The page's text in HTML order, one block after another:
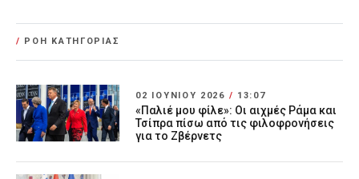
/ ΡΟΗ ΚΑΤΗΓΟΡΙΑΣ
02 ΙΟΥΝΊΟΥ 2026 / 13:07
«Παλιέ μου φίλε»: Οι αιχμές Ράμα και
Τσίπρα πίσω από τις φιλοφρονήσεις
για το Ζβέρνετς